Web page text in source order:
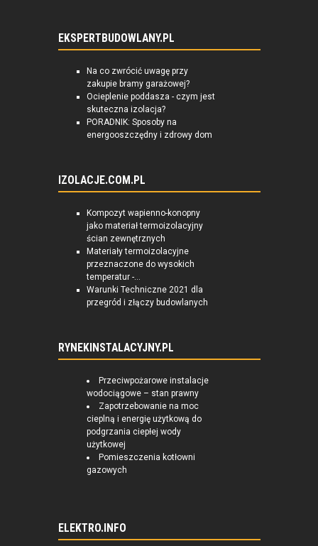
EKSPERTBUDOWLANY.PL
Na co zwrócić uwagę przy
zakupie bramy garażowej?
Ocieplenie poddasza - czym jest
skuteczna izolacja?
PORADNIK: Sposoby na
energooszczędny i zdrowy dom
IZOLACJE.COM.PL
Kompozyt wapienno-konopny
jako materiał termoizolacyjny
ścian zewnętrznych
Materiały termoizolacyjne
przeznaczone do wysokich
temperatur -...
Warunki Techniczne 2021 dla
przegród i złączy budowlanych
RYNEKINSTALACYJNY.PL
Przeciwpożarowe instalacje
wodociągowe – stan prawny
Zapotrzebowanie na moc
cieplną i energię użytkową do
podgrzania ciepłej wody
użytkowej
Pomieszczenia kotłowni
gazowych
ELEKTRO.INFO